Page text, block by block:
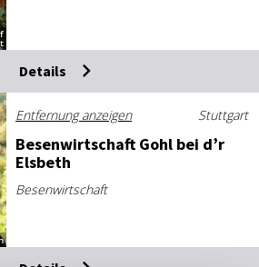
Details
Entfernung anzeigen Stuttgart
Be­sen­wirt­schaft Gohl bei d’r
Els­beth
Besenwirtschaft